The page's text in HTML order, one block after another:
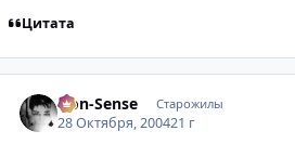
Цитата
Non-Sense Старожилы
28 Октября, 200421 г